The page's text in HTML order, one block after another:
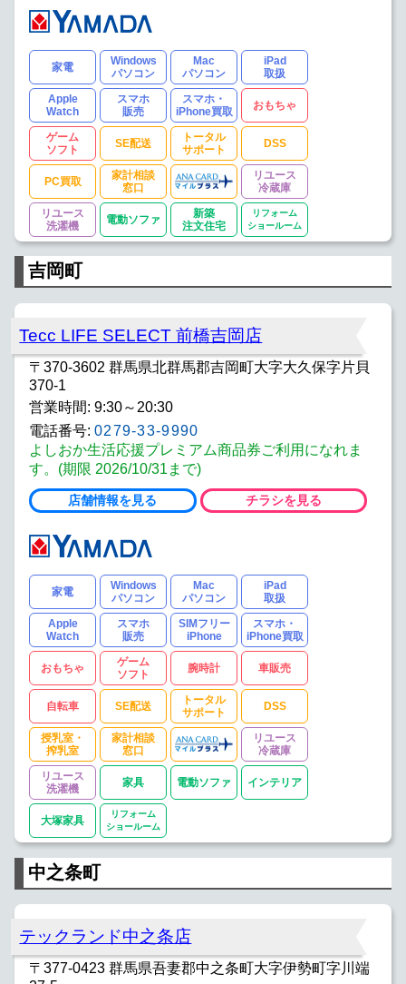
家電
Windows
パソコン
Mac
パソコン
iPad
取扱
Apple
Watch
スマホ
販売
スマホ・
iPhone買取
おもちゃ
ゲーム
ソフト
SE配送
トータル
サポート
DSS
PC買取
家計相談
窓口
リユース
冷蔵庫
リユース
洗濯機
電動ソファ
新築
注文住宅
リフォーム
ショールーム
吉岡町
Tecc LIFE SELECT 前橋吉岡店
〒370-3602 群馬県北群馬郡吉岡町大字大久保字片貝
370-1
営業時間: 9:30～20:30
電話番号: 0279-33-9990
よしおか生活応援プレミアム商品券ご利用になれま
す。(期限 2026/10/31まで)
店舗情報を見る チラシを見る
家電
Windows
パソコン
Mac
パソコン
iPad
取扱
Apple
Watch
スマホ
販売
SIMフリー
iPhone
スマホ・
iPhone買取
おもちゃ
ゲーム
ソフト
腕時計 車販売
自転車 SE配送
トータル
サポート
DSS
授乳室・
搾乳室
家計相談
窓口
リユース
冷蔵庫
リユース
洗濯機
家具 電動ソファ インテリア
大塚家具
リフォーム
ショールーム
中之条町
テックランド中之条店
〒377-0423 群馬県吾妻郡中之条町大字伊勢町字川端